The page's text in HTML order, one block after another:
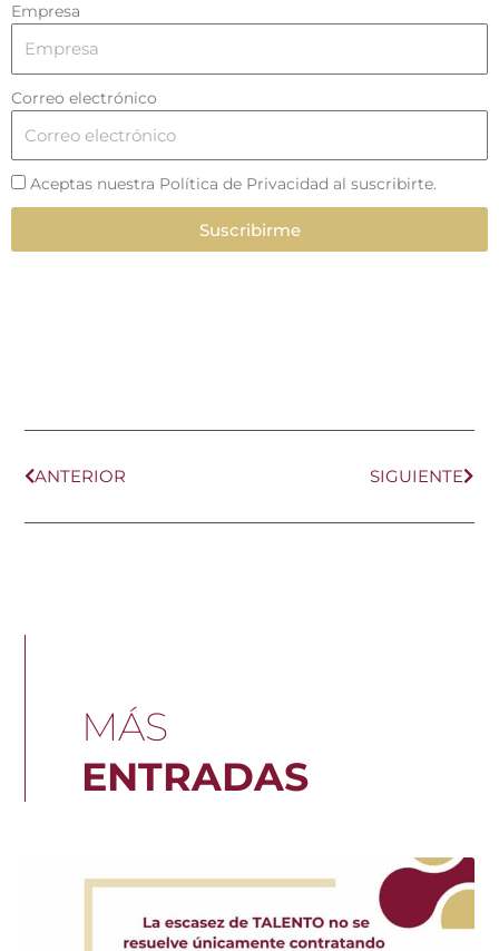
Empresa
Correo electrónico
Aceptas nuestra Política de Privacidad al suscribirte.
Suscribirme
ANTERIOR
SIGUIENTE
MÁS
ENTRADAS